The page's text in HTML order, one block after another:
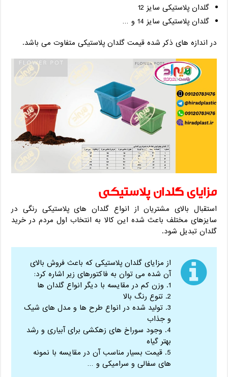
گلدان پلاستیکی سایز 12
گلدان پلاستیکی سایز 14 و …
در اندازه های ذکر شده قیمت گلدان پلاستیکی متفاوت می باشد.
مزایای گلدان پلاستیکی
استقبال بالای مشتریان از انواع گلدان های پلاستیکی رنگی در
سایزهای مختلف باعث شده این کالا به انتخاب اول مردم در خرید
گلدان تبدیل شود.
از مزایای گلدان پلاستیکی که باعث فروش بالای
آن شده می توان به فاکتورهای زیر اشاره کرد:
1. وزن کم در مقایسه با دیگر انواع گلدان ها
2. تنوع رنگ بالا
3. تولید شده در انواع طرح ها و مدل های شیک
و جذاب
4. وجود سوراخ های زهکشی برای آبیاری و رشد
بهتر گیاه
5. قیمت بسیار مناسب آن در مقایسه با نمونه
های سفالی و سرامیکی و …